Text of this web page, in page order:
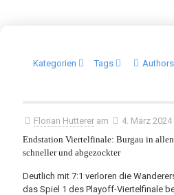
Kategorien Tags Authors
Florian Hutterer am
4. März 2024
Endstation Viertelfinale: Burgau in
schneller und abgezockter
Deutlich mit 7:1 verloren die
das Spiel 1 des Playoff-Viertelfinale